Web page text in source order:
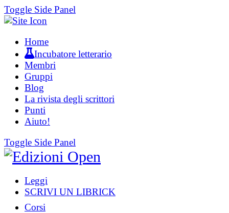
Toggle Side Panel
Home
Incubatore letterario
Membri
Gruppi
Blog
La rivista degli scrittori
Punti
Aiuto!
Toggle Side Panel
Leggi
SCRIVI UN LIBRICK
Corsi